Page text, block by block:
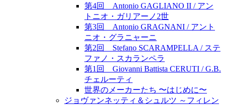
第4回 Antonio GAGLIANO II / アン
トニオ・ガリアーノ2世
第3回 Antonio GRAGNANI / アント
ニオ・グラニャーニ
第2回 Stefano SCARAMPELLA / ステ
ファノ・スカランペラ
第1回 Giovanni Battista CERUTI / G.B.
チェルーティ
世界のメーカーたち 〜はじめに〜
ジョヴァンネッティ＆シュルツ ～フィレン